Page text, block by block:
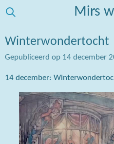
Ga
naar
de
hoofdinhoud
Mirs
Winterwondertocht
Gepubliceerd op 14 december
14 december: